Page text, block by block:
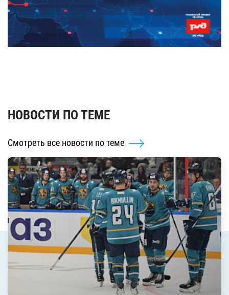
НОВОСТИ ПО ТЕМЕ
Смотреть все новости по теме